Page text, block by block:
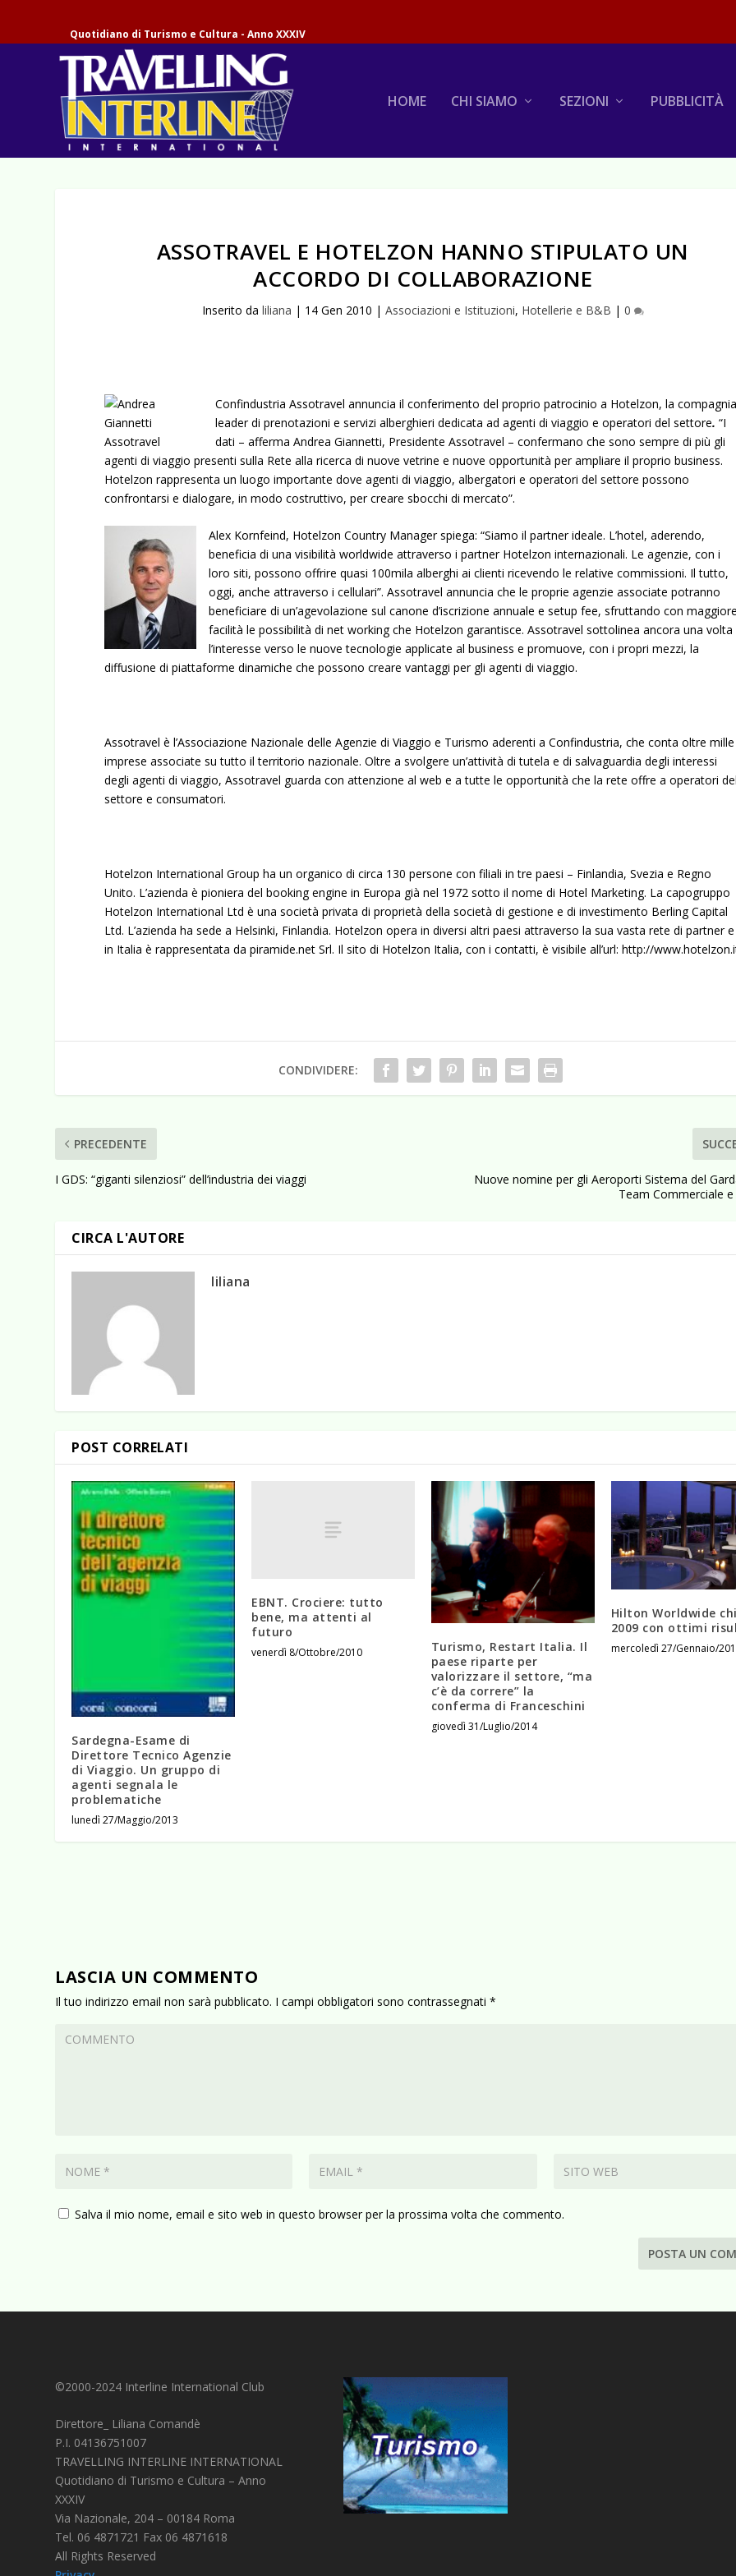
Quotidiano di Turismo e Cultura - Anno XXXIV
HOME CHI SIAMO SEZIONI PUBBLICITÀ
ASSOTRAVEL E HOTELZON HANNO STIPULATO UN
ACCORDO DI COLLABORAZIONE
Inserito da liliana | 14 Gen 2010 | Associazioni e Istituzioni, Hotellerie e B&B | 0
Confindustria Assotravel annuncia il conferimento del proprio patrocinio a Hotelzon, la
leader di prenotazioni e servizi alberghieri dedicata ad agenti di viaggio e operatori del settore.“I
dati – afferma Andrea Giannetti, Presidente Assotravel – confermano che sono sempre di più gli
agenti di viaggio presenti sulla Rete alla ricerca di nuove vetrine e nuove opportunità per ampliare il proprio business.
Hotelzon rappresenta un luogo importante dove agenti di viaggio, albergatori e operatori del settore possono
confrontarsi e dialogare, in modo costruttivo, per creare sbocchi di mercato”.
Alex Kornfeind, Hotelzon Country Manager spiega: “Siamo il partner ideale. L’hotel, aderendo,
beneficia di una visibilità worldwide attraverso i partner Hotelzon internazionali. Le agenzie, con i
loro siti, possono offrire quasi 100mila alberghi ai clienti ricevendo le relative commissioni. Il tutto,
oggi, anche attraverso i cellulari”. Assotravel annuncia che le proprie agenzie associate potranno
beneficiare di un’agevolazione sul canone d’iscrizione annuale e setup fee, sfruttando con
facilità le possibilità di net working che Hotelzon garantisce. Assotravel sottolinea ancora una volta
l’interesse verso le nuove tecnologie applicate al business e promuove, con i propri mezzi, la
diffusione di piattaforme dinamiche che possono creare vantaggi per gli agenti di viaggio.
Assotravel è l’Associazione Nazionale delle Agenzie di Viaggio e Turismo aderenti a Confindustria, che conta oltre mille
imprese associate su tutto il territorio nazionale. Oltre a svolgere un’attività di tutela e di salvaguardia degli interessi
degli agenti di viaggio, Assotravel guarda con attenzione al web e a tutte le opportunità che la rete offre a operatori
settore e consumatori.
Hotelzon International Group ha un organico di circa 130 persone con filiali in tre paesi – Finlandia, Svezia e Regno
Unito. L’azienda è pioniera del booking engine in Europa già nel 1972 sotto il nome di Hotel Marketing. La capogruppo
Hotelzon International Ltd è una società privata di proprietà della società di gestione e di investimento Berling Capital
Ltd. L’azienda ha sede a Helsinki, Finlandia. Hotelzon opera in diversi altri paesi attraverso la sua vasta rete di partner e
in Italia è rappresentata da piramide.net Srl. Il sito di Hotelzon Italia, con i contatti, è visibile all’url:http://
CONDIVIDERE:
PRECEDENTE
I GDS: “giganti silenziosi” dell’industria dei viaggi
Nuove nomine per gli Aeroporti Sistema del
Team Commerciale
CIRCA L'AUTORE
liliana
POST CORRELATI
Sardegna-Esame di
Direttore Tecnico Agenzie
di Viaggio. Un gruppo di
agenti segnala le
problematiche
lunedì 27/Maggio/2013
EBNT. Crociere: tutto
bene, ma attenti al
futuro
venerdì 8/Ottobre/2010
Turismo, Restart Italia. Il
paese riparte per
valorizzare il settore, “ma
c’è da correre” la
conferma di Franceschini
giovedì 31/Luglio/2014
Hilton Worldwide
2009 con ottimi
mercoledì 27/Gennaio/
LASCIA UN COMMENTO
Il tuo indirizzo email non sarà pubblicato. I campi obbligatori sono contrassegnati*
Salva il mio nome, email e sito web in questo browser per la prossima volta che commento.
©2000-2024 Interline International Club
Direttore_ Liliana Comandè
P.I. 04136751007
TRAVELLING INTERLINE INTERNATIONAL
Quotidiano di Turismo e Cultura – Anno
XXXIV
Via Nazionale, 204 – 00184 Roma
Tel. 06 4871721 Fax 06 4871618
All Rights Reserved